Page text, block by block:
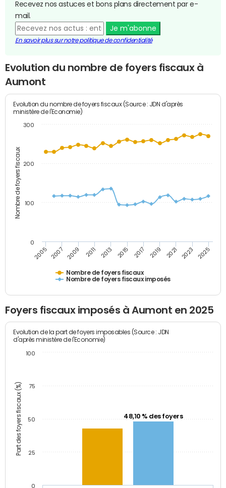
Recevez nos astuces et bons plans directement par e-
mail.
Je m'abonne
En savoir plus sur notre politique de confidentialité
Evolution du nombre de foyers fiscaux à
Aumont
Nombre de foyers fiscaux
Evolution du nombre de foyers fiscaux (Source : JDN d'après
ministère de l'Economie)
Nombre de foyers fiscaux
Nombre de foyers fiscaux imposés
2005 2007 2009 2011 2013 2015 2017 2019 2021 2023 2025
0
100
200
300
Foyers fiscaux imposés à Aumont en 2025
Part des foyers fiscaux (%)
Evolution de la part de foyers imposables (Source : JDN
d'après ministère de l'Economie)
48,10 % des foyers
0
25
50
75
100